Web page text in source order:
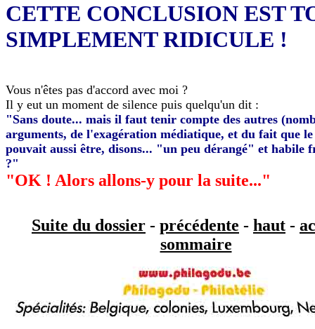
CETTE CONCLUSION EST
SIMPLEMENT RIDICULE !
Vous n'êtes pas d'accord avec moi ?
Il y eut un moment de silence puis quelqu'un dit :
"Sans doute... mais il faut tenir compte des autres
arguments, de l'exagération médiatique, et du fait que
pouvait aussi être, disons... "un peu dérangé" et habile
?"
"OK ! Alors allons-y pour la suite..."
Suite du dossier - précédente - haut -
sommaire